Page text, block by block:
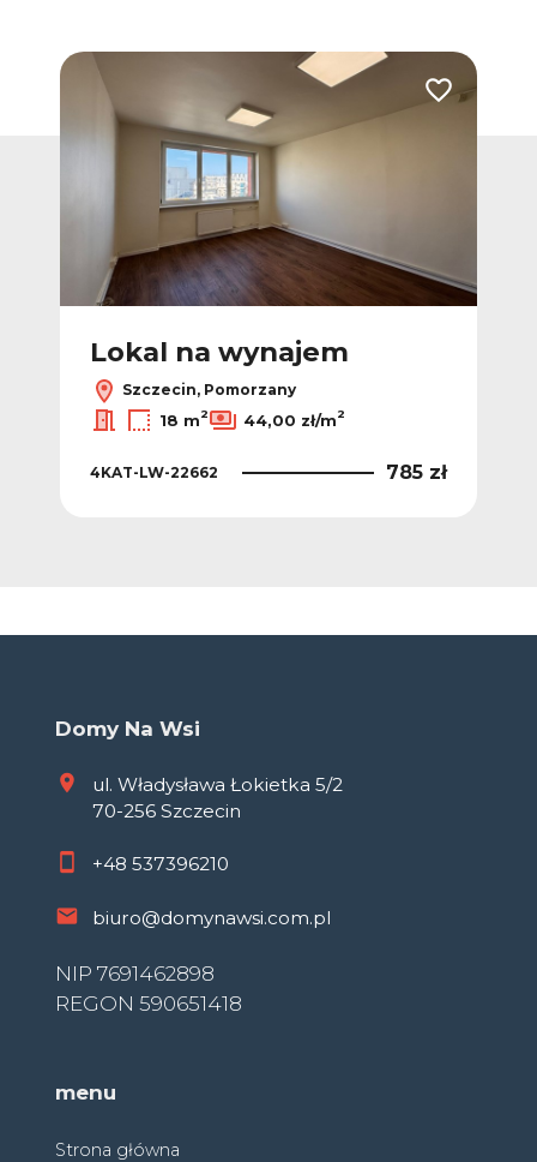
Dodaj do ulubionych Dodaj do
Lokal na wynajem
Szczecin, Pomorzany
18 m2 44,00 zł/m2
4KAT-LW-22662 785 zł
Domy Na Wsi
ul. Władysława Łokietka 5/2
70-256 Szczecin
+48 537396210
biuro@domynawsi.com.pl
NIP 7691462898
REGON 590651418
menu
Strona główna